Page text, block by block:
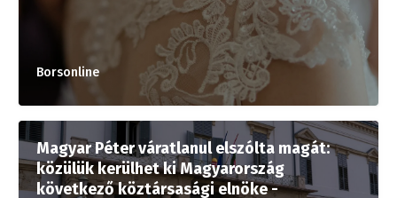
Borsonline
Magyar Péter váratlanul elszólta magát:
közülük kerülhet ki Magyarország
következő köztársasági elnöke -